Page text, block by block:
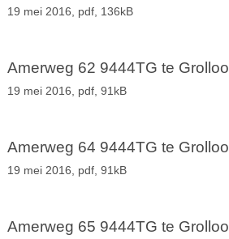
19 mei 2016, pdf, 136kB
Amerweg 62 9444TG te Grolloo
19 mei 2016, pdf, 91kB
Amerweg 64 9444TG te Grolloo
19 mei 2016, pdf, 91kB
Amerweg 65 9444TG te Grolloo